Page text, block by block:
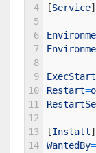
4
5
6
7
8
9
10
11
12
13
14
[Service]
ExecStart
Restart=
[Install ]
WantedBy=